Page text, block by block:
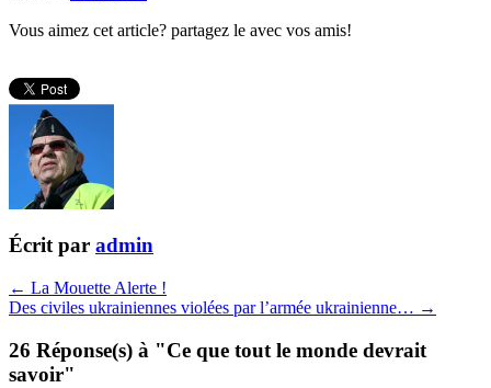
Vous aimez cet article? partagez le avec vos amis!
Écrit par admin
← La Mouette Alerte !
Des civiles ukrainiennes violées par l’armée ukrainienne… →
26 Réponse(s) à "Ce que tout le monde devrait
savoir"